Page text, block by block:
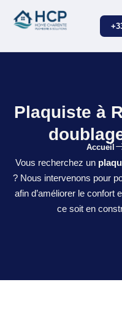
Plaquiste à
Accueil
Vous recherchez un
? Nous intervenons pour
afin d’améliorer le confort
ce soit en